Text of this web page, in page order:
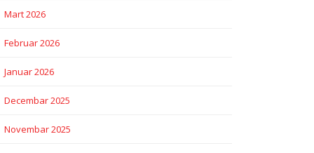
Mart 2026
Februar 2026
Januar 2026
Decembar 2025
Novembar 2025